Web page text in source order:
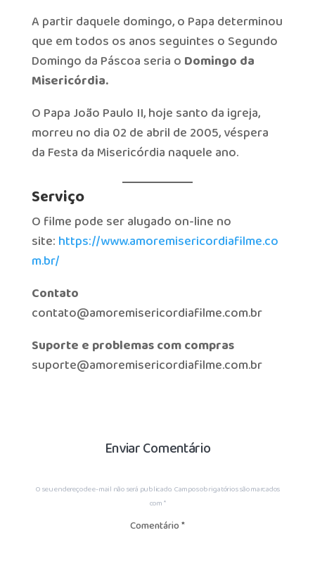
A partir daquele domingo, o Papa determinou
que em todos os anos seguintes o Segundo
Domingo da Páscoa seria o Domingo da
Misericórdia.
O Papa João Paulo II, hoje santo da igreja,
morreu no dia 02 de abril de 2005, véspera
da Festa da Misericórdia naquele ano.
Serviço
O filme pode ser alugado on-line no
site: https://www.amoremisericordiafilme.co
m.br/
Contato
contato@amoremisericordiafilme.com.br
Suporte e problemas com compras
suporte@amoremisericordiafilme.com.br
Enviar Comentário
O seu endereço de e-mail não será publicado. Campos obrigatórios são marcados
com*
Comentário*